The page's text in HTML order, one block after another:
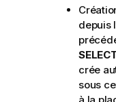
depuis
crée
sous